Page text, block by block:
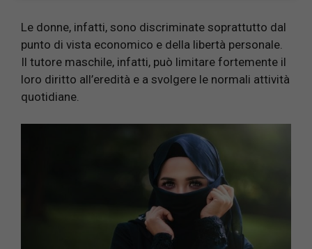
Le donne, infatti, sono discriminate soprattutto dal
punto di vista economico e della libertà personale.
Il tutore maschile, infatti, può limitare fortemente il
loro diritto all’eredità e a svolgere le normali attività
quotidiane.